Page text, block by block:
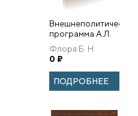
Внешнеполитическая
программа А.Л.
Ордина-
Нащокина и
попытки ее
осуществления.
Флоря Б. Н.
0 ₽
ПОДРОБНЕЕ